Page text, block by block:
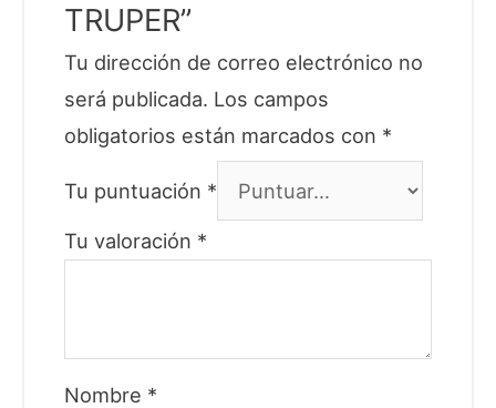
TRUPER”
Tu dirección de correo electrónico no
será publicada. Los campos
obligatorios están marcados con *
Tu puntuación *
Tu valoración *
Nombre *